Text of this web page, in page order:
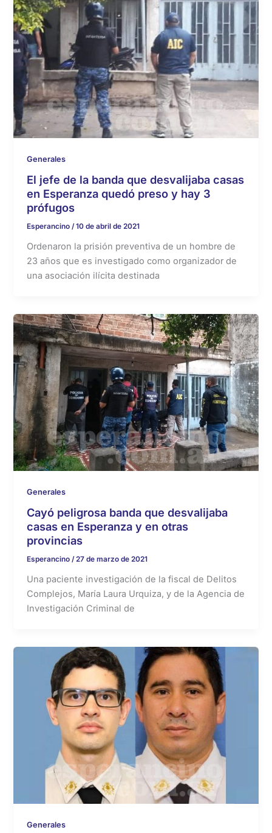
Generales
El jefe de la banda que desvalijaba casas
en Esperanza quedó preso y hay 3
prófugos
Esperancino/10 de abril de 2021
Ordenaron la prisión preventiva de un hombre de
23 años que es investigado como organizador de
una asociación ilícita destinada
Generales
Cayó peligrosa banda que desvalijaba
casas en Esperanza y en otras
provincias
Esperancino/27 de marzo de 2021
Una paciente investigación de la fiscal de Delitos
Complejos, María Laura Urquiza, y de la Agencia de
Investigación Criminal de
Generales